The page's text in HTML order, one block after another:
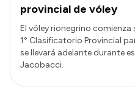
provincial de vóley
El vóley rionegrino
1° Clasificatorio Provincial
se llevará adelante durante
Jacobacci.